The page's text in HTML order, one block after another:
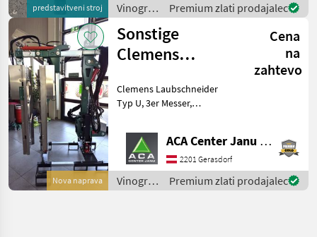
predstavitveni stroj
Vinogradništvo
/
Clemens
Premium zlati prodajalec
Nova naprava
Sonstige
Clemens
Typ U
Cena
na
zahtevo
Clemens Laubschneider
Typ U, 3er Messer,
Messerträger seitlich 1, 45
und oben, hydraulische
Breitenverstellung im
Laubschn
ACA Center Janu GmbH
2201 Gerasdorf
Vinogradništvo
/
Premium zlati prodajalec